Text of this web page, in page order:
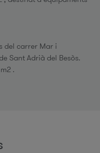
del carrer Mar i
Sant Adrià del Besòs.
.